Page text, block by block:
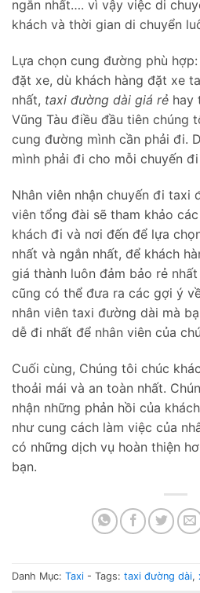
ngắn nhất…. vì vậy việc di
khách và thời gian di chuyển
Lựa chọn cung đường phù
đặt xe, dù khách hàng đặt xe
nhất, taxi đường dài giá rẻ hay
Vũng Tàu điều đầu tiên chúng
cung đường mình cần phải đi.
mình phải đi cho mỗi chuyến
Nhân viên nhận chuyến đi taxi
viên tổng đài sẽ tham khảo
khách đi và nơi đến để lựa
nhất và ngắn nhất, để khách
giá thành luôn đảm bảo rẻ
cũng có thể đưa ra các gợi ý
nhân viên taxi đường dài mà
dễ đi nhất để nhân viên của
Cuối cùng, Chúng tôi chúc
thoải mái và an toàn nhất.
nhận những phản hồi của
như cung cách làm việc của
có những dịch vụ hoàn thiện
bạn.
Danh Mục: Taxi - Tags: taxi đường dài,